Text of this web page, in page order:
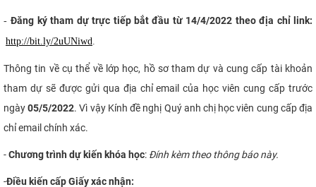
-Đăng ký tham dự trực tiếp bắt đầu từ 14/4/2022 theo địa chỉ link:
http://bit.ly/2uUNiwd
Thông tin về cụ thể về lớp học, hồ sơ tham dự và cung cấp tài khoản
tham dự sẽ được gửi qua địa chỉ email của học viên cung cấp trước
ngày05/5/2022. Vì vậy Kính đề nghị Quý anh chị học viên cung cấp địa
chỉ email chính xác.
-Chương trình dự kiến khóa học: Đính kèm theo thông báo này.
-Điều kiến cấp Giấy xác nhận: